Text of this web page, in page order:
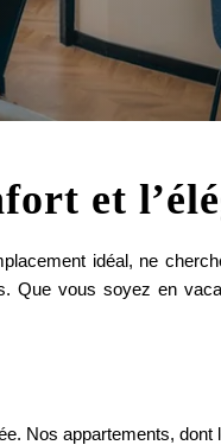
et
idéal, ne
vous soyez en
Nos appartements,